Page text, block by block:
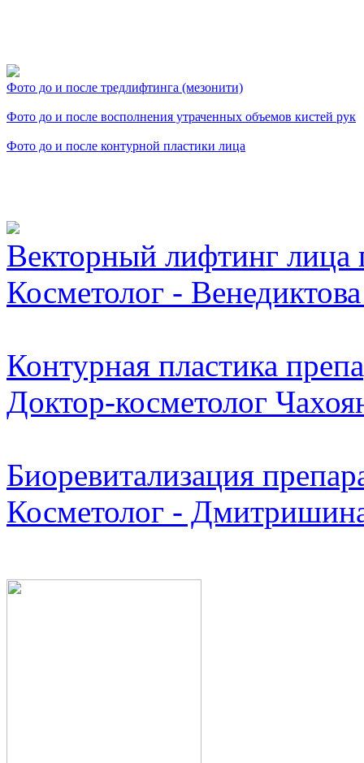
Фото до и после тредлифтинга (мезонити)
Фото до и после восполнения утраченных объемов кистей рук
Фото до и после контурной пластики лица
Векторный лифтинг лица
Косметолог -
Контурная пластика
Доктор-косметолог
Биоревитализация
Косметолог -